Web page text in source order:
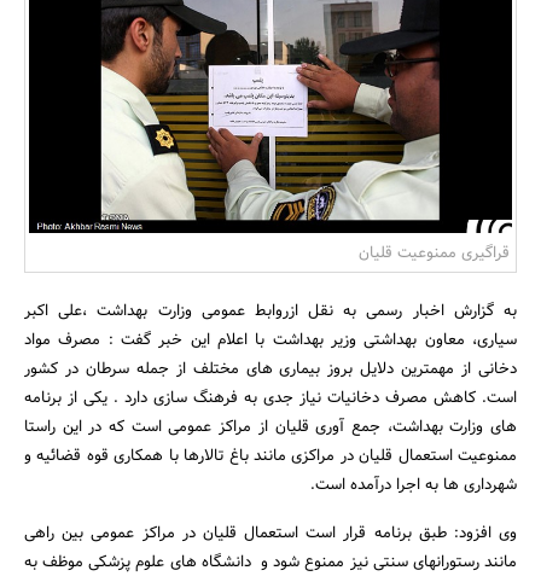
بانک، بیمه و سرمایه
مسکن و ساختمان
قراگیری ممنوعیت قلیان
به گزارش اخبار رسمی به نقل ازروابط عمومی وزارت بهداشت ،علی اکبر
سیاری، معاون بهداشتی وزیر بهداشت با اعلام این خبر گفت : مصرف مواد
دخانی از مهمترین دلایل بروز بیماری های مختلف از جمله سرطان در کشور
است. کاهش مصرف دخانیات نیاز جدی به فرهنگ سازی دارد . یکی از برنامه
های وزارت بهداشت، جمع آوری قلیان از مراکز عمومی است که در این راستا
ممنوعیت استعمال قلیان در مراکزی مانند باغ تالارها با همکاری قوه قضائیه و
شهرداری ها به اجرا درآمده است.
وی افزود: طبق برنامه قرار است استعمال قلیان در مراکز عمومی بین راهی
مانند رستورانهای سنتی نیز ممنوع شود و دانشگاه های علوم پزشکی موظف به